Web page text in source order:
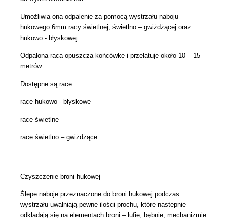
Umożliwia ona odpalenie za pomocą wystrzału naboju
hukowego 6mm racy świetlnej, świetlno – gwiżdżącej oraz
hukowo - błyskowej.
Odpalona raca opuszcza końcówkę i przelatuje około 10 – 15
metrów.
Dostępne są race:
race hukowo - błyskowe
race świetlne
race świetlno – gwiżdżące
Czyszczenie broni hukowej
Ślepe naboje przeznaczone do broni hukowej podczas
wystrzału uwalniają pewne ilości prochu, które następnie
odkładają się na elementach broni – lufie, bębnie, mechanizmie